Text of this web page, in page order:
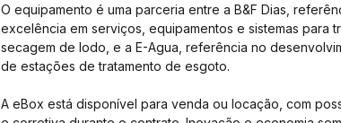
O equipamento é uma parceria entre a B&F Dias,
excelência em serviços, equipamentos e sistemas para
secagem de lodo, e a E-Agua, referência no
de estações de tratamento de esgoto.
A eBox está disponível para venda ou locação, com